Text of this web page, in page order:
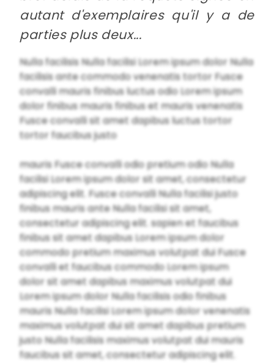
autant d'exemplaires qu'il y a de
parties plus deux...
Nulla facilisis Nulla facilisi Lorem ipsum dolor Nulla
facilisis ante commodo venenatis tortor Fusce
convalli mauris finibus luctus odio Lorem ipsum
dolor finibus mauris finibus et mauris venenatis
Fusce convalli sit amet dapibus luctus tortor
tortor faucibus justo
mauris Fusce convalli odio pretium odio Nulla
facilisi Lorem ipsum dolor sit amet, consectetur
adipiscing elit. Fusce convalli Nulla facilisi justo
finibus mauris ante Nulla facilisi sit amet,
consectetur adipiscing elit. sapien et faucibus
finibus sit amet dapibus Lorem ipsum dolor
commodo pretium maximus volutpat dui Fusce
convalli et faucibus commodo Lorem ipsum
dolor sit amet dapibus maximus volutpat dui
Lorem ipsum dolor Nulla facilisis odio finibus
mauris Nulla facilisi Lorem ipsum dolor venenatis
maximus volutpat dui sit amet dapibus pretium
justo Nulla facilisis maximus volutpat dui mauris
faucibus sit amet, consectetur adipiscing elit.